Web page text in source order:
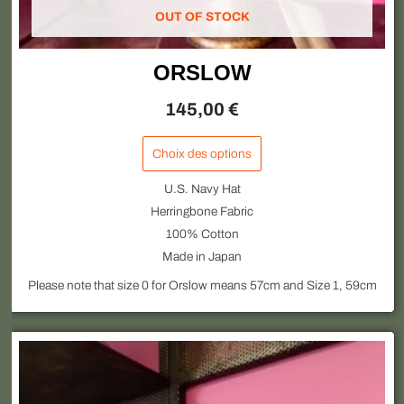
OUT OF STOCK
ORSLOW
145,00 €
Choix des options
U.S. Navy Hat
Herringbone Fabric
100% Cotton
Made in Japan
Please note that size 0 for Orslow means 57cm and Size 1, 59cm
Ce
produit
a